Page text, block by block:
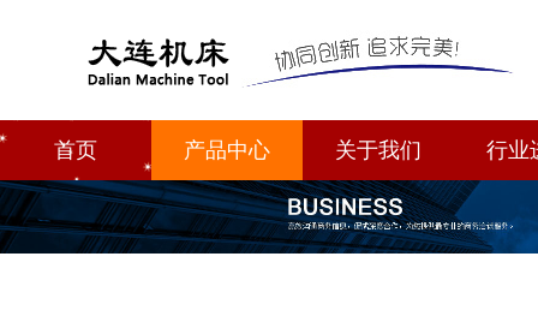
首页 产品中心 关于我们 行业